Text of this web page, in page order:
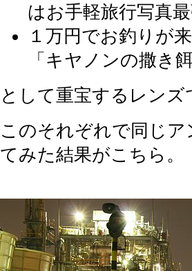
はお手軽旅行写真
１万円でお釣りが
「キヤノンの撒き
として重宝するレンズ
このそれぞれで同じ
てみた結果がこちら。